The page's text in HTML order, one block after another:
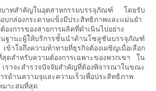
บาทสำคัญในอุตสาหกรรมบรรจุภัณฑ์ โดยรับ
บกล่องกระดาษแข็งมีประสิทธิภาพและแม่นยำ
องการของสายการผลิตที่ดำเนินไปอย่าง
ผู้ให้บริการชั้นนำด้านโซลูชันบรรจุภัณฑ์
าใจถึงความท้าทายที่ธุรกิจต้องเผชิญเมื่อเลือก
สุดสำหรับความต้องการเฉพาะของพวกเขา ใน
ราจะสำรวจปัจจัยสำคัญที่ต้องพิจารณาในขณะ
รด้านความจุและความเร็วเพื่อประสิทธิภาพ
มาะสมที่สุด